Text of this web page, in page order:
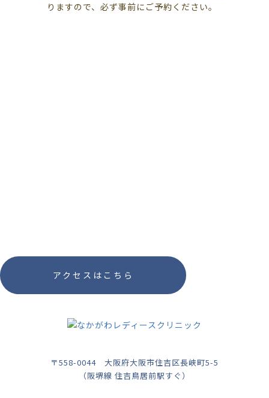
りますので、必ず事前にご予約ください。
〒558-0044 大阪府大阪市住吉区長峡町5-5
（阪堺線 住吉鳥居前駅すぐ）
アクセスはこちら